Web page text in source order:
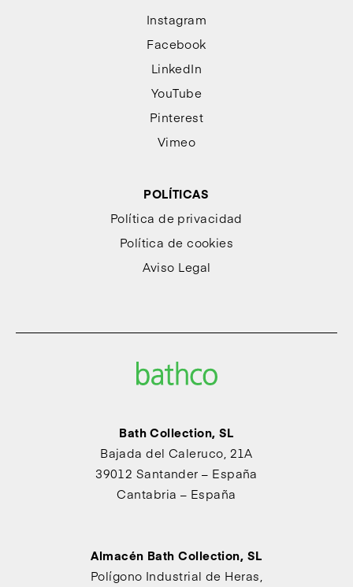
Instagram
Facebook
LinkedIn
YouTube
Pinterest
Vimeo
POLÍTICAS
Política de privacidad
Política de cookies
Aviso Legal
Bath Collection, SL
Bajada del Caleruco, 21A
39012 Santander – España
Cantabria – España
Almacén Bath Collection, SL
Polígono Industrial de Heras,